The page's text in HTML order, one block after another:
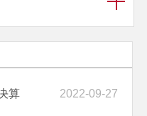
算 2022-09-27